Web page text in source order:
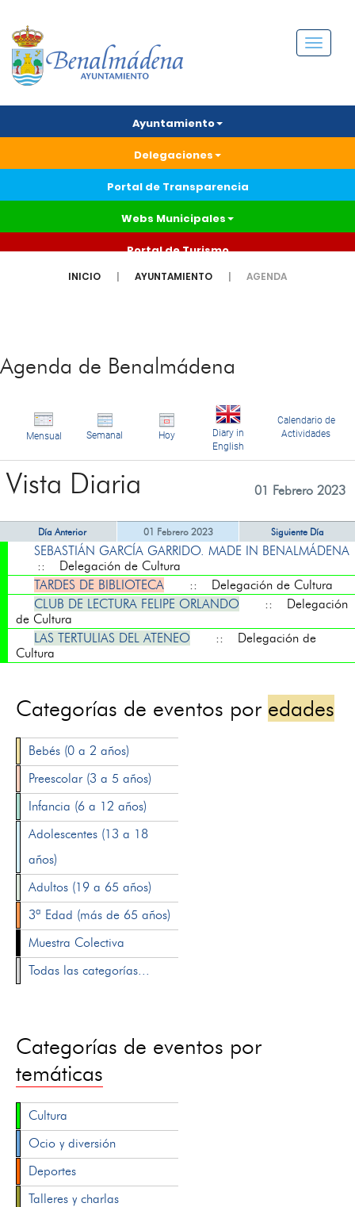
Menú
Ayuntamiento
Delegaciones
Portal de Transparencia
Webs Municipales
Portal de Turismo
INICIO AYUNTAMIENTO AGENDA
Agenda de Benalmádena
Mensual Semanal Hoy
Diary in
English
Calendario de
Actividades
Vista Diaria 01 Febrero 2023
Día Anterior 01 Febrero 2023 Siguiente Día
SEBASTIÁN GARCÍA GARRIDO. MADE IN BENALMÁDENA
:: Delegación de Cultura
TARDES DE BIBLIOTECA
:: Delegación de Cultura
CLUB DE LECTURA FELIPE ORLANDO
:: Delegación
de Cultura
LAS TERTULIAS DEL ATENEO
:: Delegación de
Cultura
Categorías de eventos por edades
Bebés (0 a 2 años)
Preescolar (3 a 5 años)
Infancia (6 a 12 años)
Adolescentes (13 a 18
años)
Adultos (19 a 65 años)
3ª Edad (más de 65 años)
Muestra Colectiva
Todas las categorías...
Categorías de eventos por
temáticas
Cultura
Ocio y diversión
Deportes
Talleres y charlas